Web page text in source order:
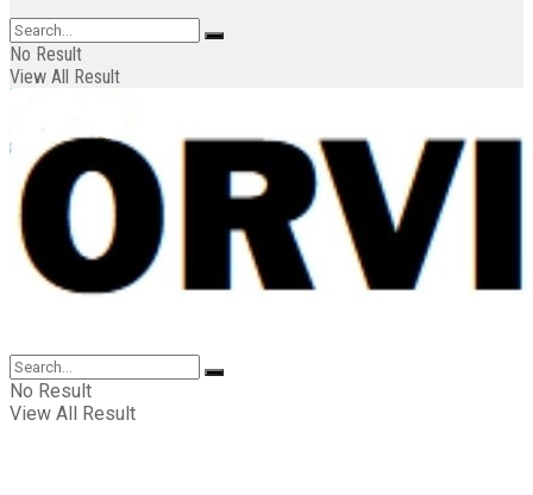
No Result
View All Result
No Result
View All Result